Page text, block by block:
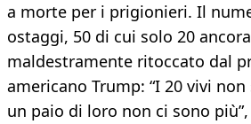
a morte per i prigionieri. Il
ostaggi, 50 di cui solo 20
maldestramente ritoccato dal
americano Trump: “I 20 vivi
un paio di loro non ci sono